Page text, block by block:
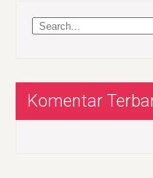
Komentar